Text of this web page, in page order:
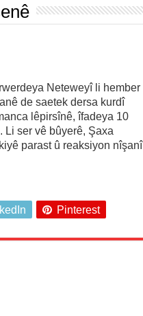
Neteweyî li hember
de saetek dersa kurdî
lêpirsînê, îfadeya 10
Li ser vê bûyerê, Şaxa
parast û reaksiyon nîşanî
Pinterest